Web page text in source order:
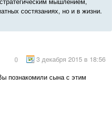
состязаниях, но и в жизни.
3 декабря 2015 в 18:56
0
познакомили сына с этим